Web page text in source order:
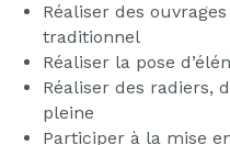
Réaliser des
traditionnel
Réaliser la pose
Réaliser des radiers,
pleine
Participer à la mise